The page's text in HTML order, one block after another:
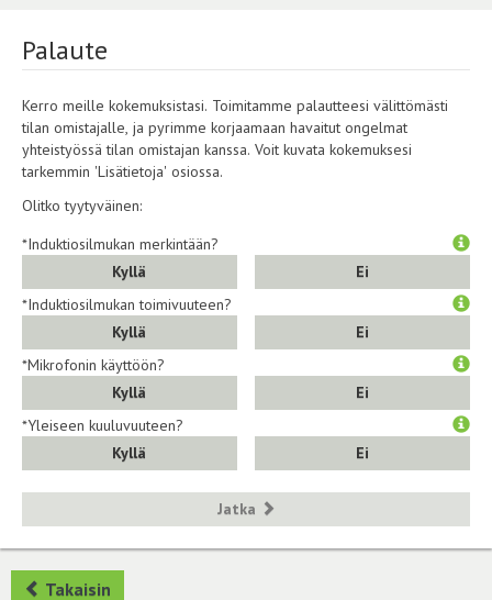
Palaute
Kerro meille kokemuksistasi. Toimitamme palautteesi välittömästi
tilan omistajalle, ja pyrimme korjaamaan havaitut ongelmat
yhteistyössä tilan omistajan kanssa. Voit kuvata kokemuksesi
tarkemmin 'Lisätietoja' osiossa.
Olitko tyytyväinen:
*Induktiosilmukan merkintään?
Kyllä
Ei
*Induktiosilmukan toimivuuteen?
Kyllä
Ei
*Mikrofonin käyttöön?
Kyllä
Ei
*Yleiseen kuuluvuuteen?
Kyllä
Ei
Jatka
Takaisin